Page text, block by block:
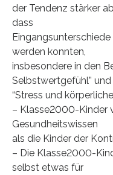
der Tendenz stärker
dass
werden konnten,
insbesondere in den
Selbstwertgefühl” und
“Stress und
– Klasse2000-Kinder
Gesundheitswissen
als die Kinder der
– Die Klasse2000-
selbst etwas für